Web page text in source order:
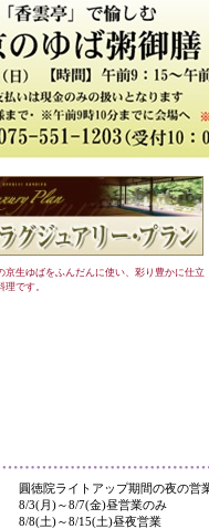
京生ゆばをふんだんに使い、彩り豊かに仕立
理です。
圓徳院ライトアップ期間の夜の営
8/3(月)～8/7(金)昼営業のみ
8/8(土)～8/15(土)昼夜営業